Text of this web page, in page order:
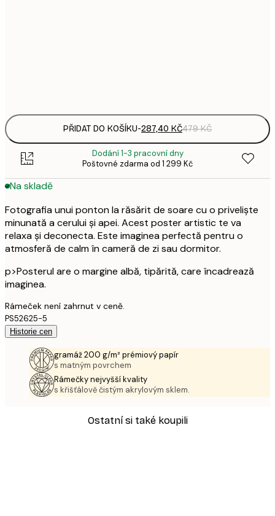
PŘIDAT DO KOŠÍKU-287,40 KČ479 KČ
Dodání 1-3 pracovní dny
Poštovné zdarma od 1 299 Kč
Na skladě
Fotografia unui ponton la răsărit de soare cu o priveliște
minunată a cerului și apei. Acest poster artistic te va
relaxa și deconecta. Este imaginea perfectă pentru o
atmosferă de calm în cameră de zi sau dormitor.
p>Posterul are o margine albă, tipărită, care încadrează
imaginea.
Rámeček není zahrnut v ceně.
PS52625-5
Historie cen
gramáž 200 g/m² prémiový papír
s matným povrchem
Rámečky nejvyšší kvality
s křišťálově čistým akrylovým sklem.
Ostatní si také koupili